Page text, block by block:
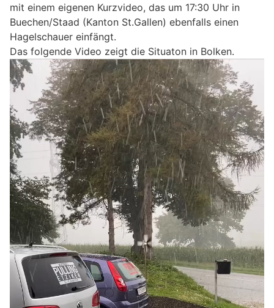
mit einem eigenen Kurzvideo, das um 17:30 Uhr in
Buechen/Staad (Kanton St.Gallen) ebenfalls einen
Hagelschauer einfängt.
Das folgende Video zeigt die Situaton in Bolken.